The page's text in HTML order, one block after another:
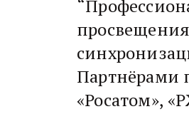
Партнёрами
«Росатом»,